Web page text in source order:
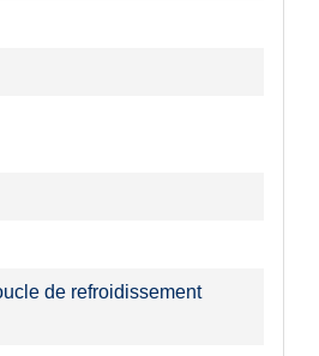
de refroidissement